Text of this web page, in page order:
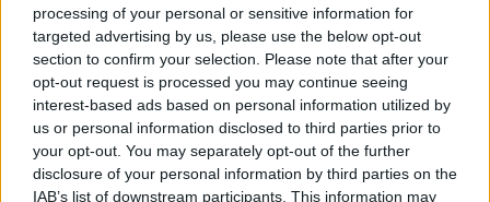
processing of your personal or sensitive information for
targeted advertising by us, please use the below opt-out
section to confirm your selection. Please note that after your
opt-out request is processed you may continue seeing
interest-based ads based on personal information utilized by
us or personal information disclosed to third parties prior to
your opt-out. You may separately opt-out of the further
disclosure of your personal information by third parties on the
IAB’s list of downstream participants. This information may